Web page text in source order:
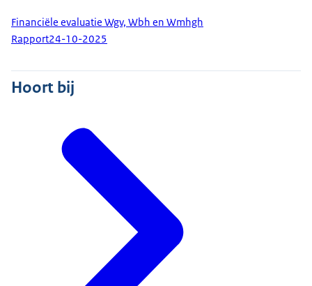
Financiële evaluatie Wgv, Wbh en Wmhgh
Rapport24-10-2025
Hoort bij